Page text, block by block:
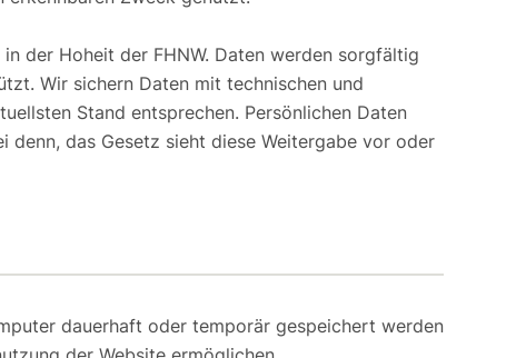
der Hoheit der FHNW. Daten werden sorgfältig
Wir sichern Daten mit technischen und
Stand entsprechen. Persönlichen Daten
das Gesetz sieht diese Weitergabe vor oder
dauerhaft oder temporär gespeichert werden